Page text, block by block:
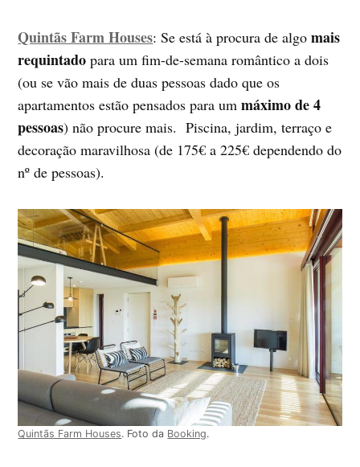
Quintãs Farm Houses: Se está à procura de algomais
requintado para um fim-de-semana romântico a dois
(ou se vão mais de duas pessoas dado que os
apartamentos estão pensados para ummáximo de 4
pessoas) não procure mais. Piscina, jardim, terraço e
decoração maravilhosa (de 175€ a 225€ dependendo do
nº de pessoas).
Quintãs Farm Houses. Foto da Booking.